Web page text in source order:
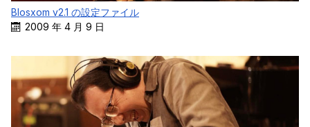
Blosxom v2.1 の設定ファイル
2009 年 4 月 9 日